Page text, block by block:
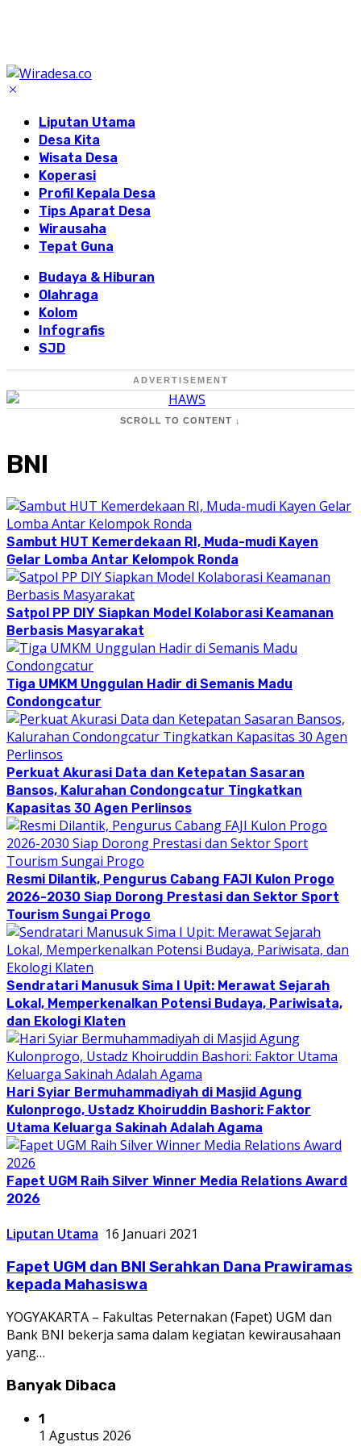
Liputan Utama
Desa Kita
Wisata Desa
Koperasi
Profil Kepala Desa
Tips Aparat Desa
Wirausaha
Tepat Guna
Budaya & Hiburan
Olahraga
Kolom
Infografis
SJD
ADVERTISEMENT
SCROLL TO CONTENT ↓
BNI
Sambut HUT Kemerdekaan RI, Muda-mudi Kayen
Gelar Lomba Antar Kelompok Ronda
Satpol PP DIY Siapkan Model Kolaborasi Keamanan
Berbasis Masyarakat
Tiga UMKM Unggulan Hadir di Semanis Madu
Condongcatur
Perkuat Akurasi Data dan Ketepatan Sasaran
Bansos, Kalurahan Condongcatur Tingkatkan
Kapasitas 30 Agen Perlinsos
Resmi Dilantik, Pengurus Cabang FAJI Kulon Progo
2026-2030 Siap Dorong Prestasi dan Sektor Sport
Tourism Sungai Progo
Sendratari Manusuk Sima I Upit: Merawat Sejarah
Lokal, Memperkenalkan Potensi Budaya, Pariwisata,
dan Ekologi Klaten
Hari Syiar Bermuhammadiyah di Masjid Agung
Kulonprogo, Ustadz Khoiruddin Bashori: Faktor
Utama Keluarga Sakinah Adalah Agama
Fapet UGM Raih Silver Winner Media Relations Award
2026
Liputan Utama 16 Januari 2021
Fapet UGM dan BNI Serahkan Dana Prawiramas
kepada Mahasiswa
YOGYAKARTA – Fakultas Peternakan (Fapet) UGM dan
Bank BNI bekerja sama dalam kegiatan kewirausahaan
yang…
Banyak Dibaca
1
1 Agustus 2026